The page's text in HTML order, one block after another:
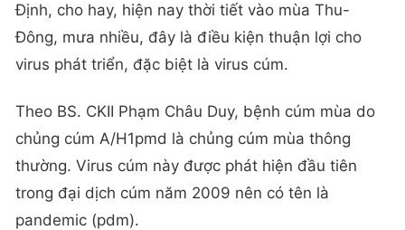
Định, cho hay, hiện nay thời tiết vào mùa Thu-
Đông, mưa nhiều, đây là điều kiện thuận lợi cho
virus phát triển, đặc biệt là virus cúm.
Theo BS. CKII Phạm Châu Duy, bệnh cúm mùa do
chủng cúm A/H1pmd là chủng cúm mùa thông
thường. Virus cúm này được phát hiện đầu tiên
trong đại dịch cúm năm 2009 nên có tên là
pandemic (pdm).